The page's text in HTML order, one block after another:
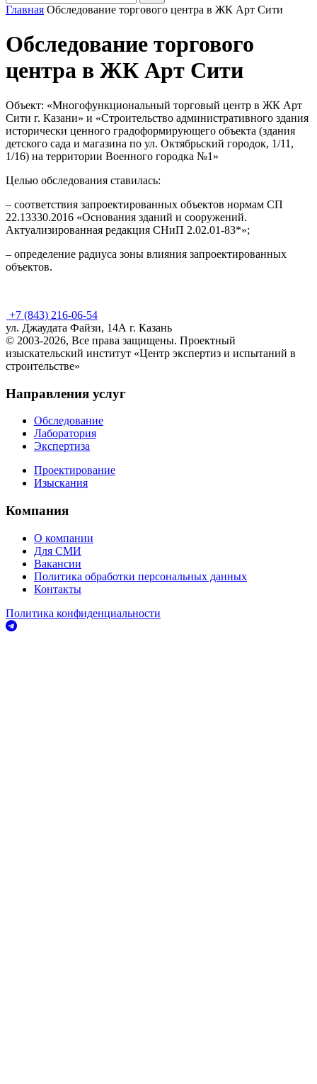
Главная Обследование торгового центра в ЖК Арт Сити
Обследование торгового
центра в ЖК Арт Сити
Объект: «Многофункциональный торговый центр в ЖК Арт
Сити г. Казани» и «Строительство административного здания
исторически ценного градоформирующего объекта (здания
детского сада и магазина по ул. Октябрьский городок, 1/11,
1/16) на территории Военного городка №1»
Целью обследования ставилась:
– соответствия запроектированных объектов нормам СП
22.13330.2016 «Основания зданий и сооружений.
Актуализированная редакция СНиП 2.02.01-83*»;
– определение радиуса зоны влияния запроектированных
объектов.
+7 (843) 216-06-54
ул. Джаудата Файзи, 14А г. Казань
© 2003-2026, Все права защищены. Проектный
изыскательский институт «Центр экспертиз и испытаний в
строительстве»
Направления услуг
Обследование
Лаборатория
Экспертиза
Проектирование
Изыскания
Компания
О компании
Для СМИ
Вакансии
Политика обработки персональных данных
Контакты
Политика конфиденциальности